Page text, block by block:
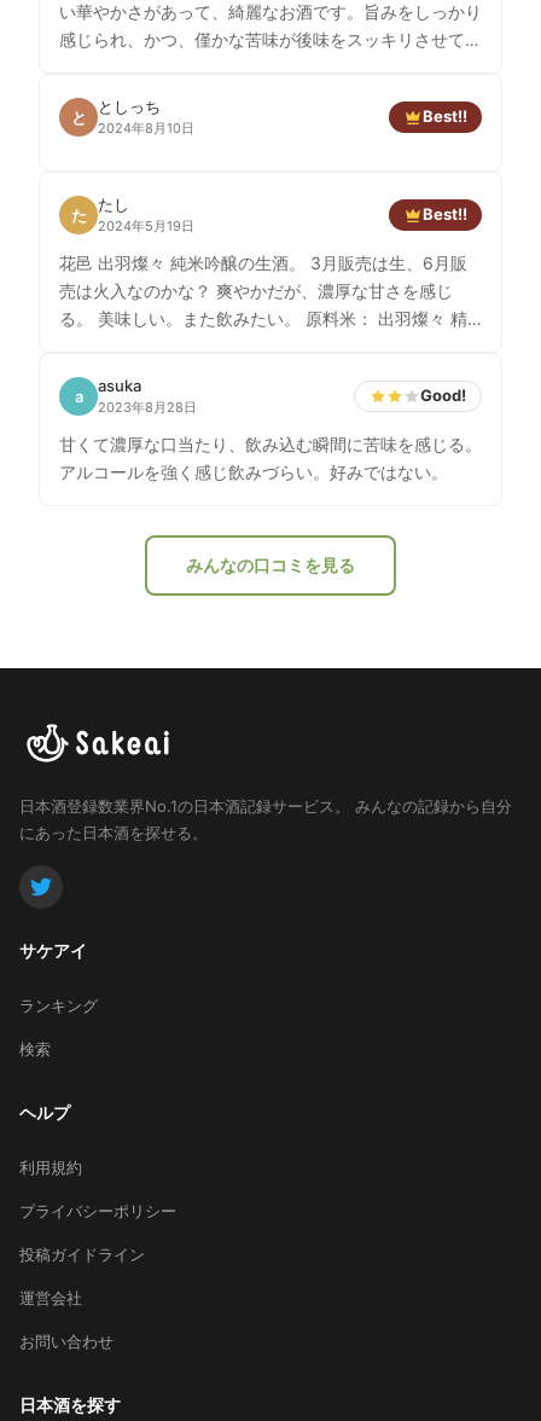
い華やかさがあって、綺麗なお酒です。旨みをしっかり
感じられ、かつ、僅かな苦味が後味をスッキリさせてく
と
としっち
2024年8月10日
Best!!
た
たし
2024年5月19日
Best!!
花邑 出羽燦々 純米吟醸の生酒。 3月販売は生、6月販
売は火入なのかな？ 爽やかだが、濃厚な甘さを感じ
る。 美味しい。また飲みたい。 原料米： 出羽燦々 精
度： 1.4
a
asuka
2023年8月28日
Good!
甘くて濃厚な口当たり、飲み込む瞬間に苦味を感じる。
アルコールを強く感じ飲みづらい。好みではない。
みんなの口コミを見る
日本酒登録数業界No.1の日本酒記録サービス。
みんなの記録から自分
にあった日本酒を探せる。
サケアイ
ランキング
検索
ヘルプ
利用規約
プライバシーポリシー
投稿ガイドライン
運営会社
お問い合わせ
日本酒を探す